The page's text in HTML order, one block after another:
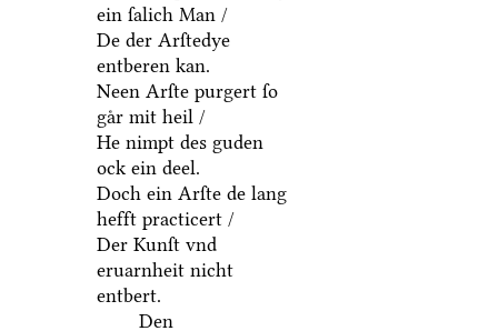
ein ſalich Man /
De der Arſtedye
entberen kan.
Neen Arſte purgert ſo
gaͤr mit heil /
He nimpt des guden
ock ein deel.
Doch ein Arſte de lang
hefft practicert /
Der Kunſt vnd
eruarnheit nicht
entbert.
Den